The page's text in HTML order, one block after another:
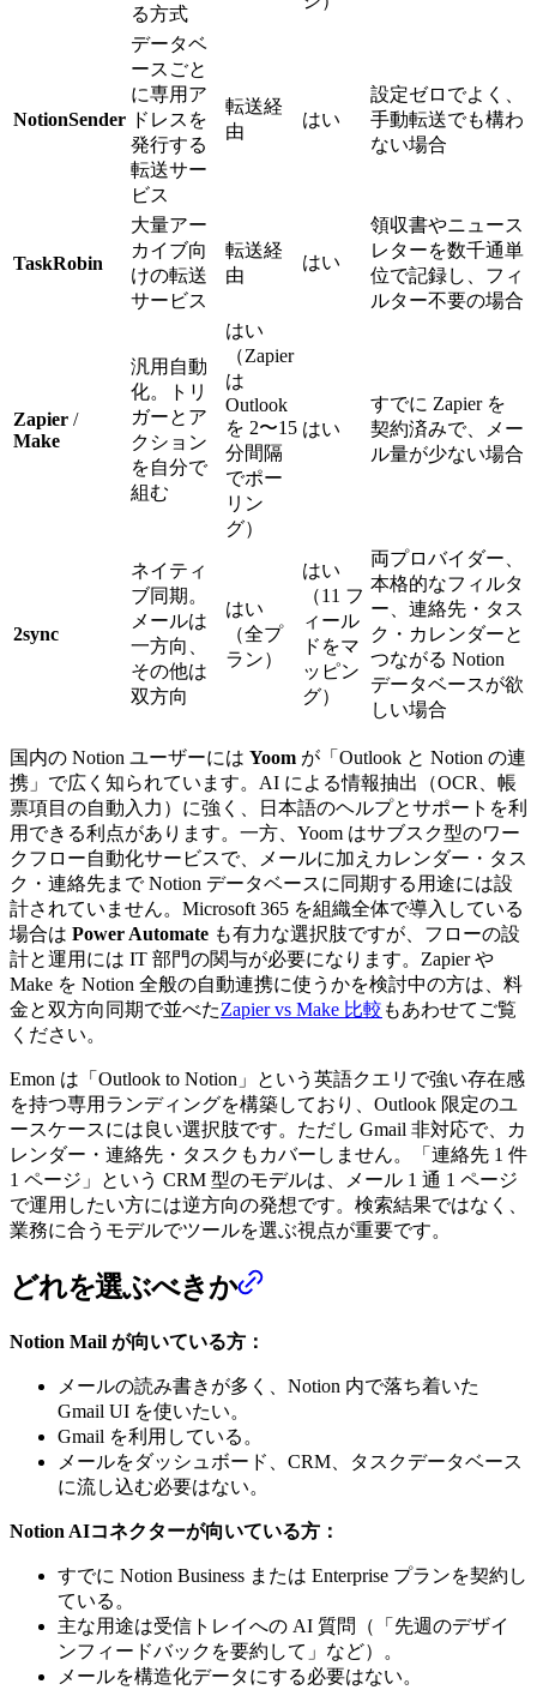
る方式
NotionSender
データベ
ースごと
に専用ア
ドレスを
発行する
転送サー
ビス
転送経
由
はい
設定ゼロでよく、
手動転送でも構わ
ない場合
TaskRobin
大量アー
カイブ向
けの転送
サービス
転送経
由
はい
領収書やニュース
レターを数千通単
位で記録し、フィ
ルター不要の場合
Zapier /
Make
汎用自動
化。トリ
ガーとア
クション
を自分で
組む
はい
（Zapier
は
Outlook
を 2〜15
分間隔
でポー
リン
グ）
はい
すでに Zapier を
契約済みで、メー
ル量が少ない場合
2sync
ネイティ
ブ同期。
メールは
一方向、
その他は
双方向
はい
（全プ
ラン）
はい
（11 フ
ィール
ドをマ
ッピン
グ）
両プロバイダー、
本格的なフィルタ
ー、連絡先・タス
ク・カレンダーと
つながる Notion
データベースが欲
しい場合
国内の Notion ユーザーには Yoom が「Outlook と Notion の連
携」で広く知られています。AI による情報抽出（OCR、帳
票項目の自動入力）に強く、日本語のヘルプとサポートを利
用できる利点があります。一方、Yoom はサブスク型のワー
クフロー自動化サービスで、メールに加えカレンダー・タス
ク・連絡先まで Notion データベースに同期する用途には設
計されていません。Microsoft 365 を組織全体で導入している
場合は Power Automate も有力な選択肢ですが、フローの設
計と運用には IT 部門の関与が必要になります。Zapier や
Make を Notion 全般の自動連携に使うかを検討中の方は、料
金と双方向同期で並べたZapier vs Make 比較 もあわせてご覧
ください。
Emon は「Outlook to Notion」という英語クエリで強い存在感
を持つ専用ランディングを構築しており、Outlook 限定のユ
ースケースには良い選択肢です。ただし Gmail 非対応で、カ
レンダー・連絡先・タスクもカバーしません。「連絡先 1 件
1 ページ」という CRM 型のモデルは、メール 1 通 1 ページ
で運用したい方には逆方向の発想です。検索結果ではなく、
業務に合うモデルでツールを選ぶ視点が重要です。
どれを選ぶべきか
Notion Mail が向いている方：
メールの読み書きが多く、Notion 内で落ち着いた
Gmail UI を使いたい。
Gmail を利用している。
メールをダッシュボード、CRM、タスクデータベース
に流し込む必要はない。
Notion AIコネクターが向いている方：
すでに Notion Business または Enterprise プランを契約し
ている。
主な用途は受信トレイへの AI 質問（「先週のデザイ
ンフィードバックを要約して」など）。
メールを構造化データにする必要はない。